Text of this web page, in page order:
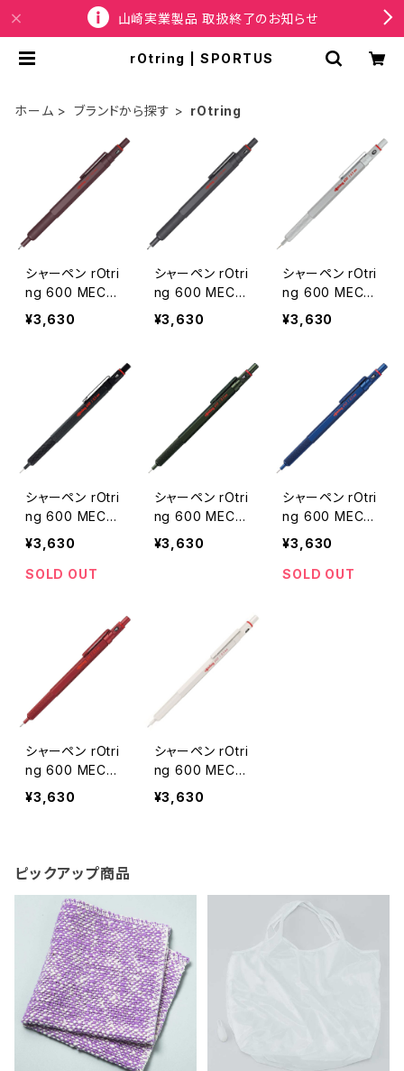
山崎実業製品 取扱終了のお知らせ
rOtring | SPORTUS
ホーム ブランドから探す rOtring
シャーペン rOtri
ng 600 MECH
ANICAL PENCI
L 0.5 ロットリン
カルペンシル 0.
5mm チョコトリ
¥3,630
シャーペン rOtri
ng 600 MECH
ANICAL PENCI
L 0.5 ロットリン
カルペンシル 0.
5mm ダークスト
¥3,630
シャーペン rOtri
ng 600 MECH
ANICAL PENCI
L 0.5 ロットリン
カルペンシル 0.
5mm シルバー
¥3,630
シャーペン rOtri
ng 600 MECH
ANICAL PENCI
L 0.5 ロットリン
グ 600 メカニ
¥3,630
SOLD OUT
シャーペン rOtri
ng 600 MECH
ANICAL PENCI
L 0.5 ロットリン
¥3,630
シャーペン rOtri
ng 600 MECH
ANICAL PENCI
L 0.5 ロットリン
グ 600 メカニ
¥3,630
SOLD OUT
シャーペン rOtri
ng 600 MECH
ANICAL PENCI
L 0.5 ロットリン
5mm マダーレッ
ド
¥3,630
シャーペン rOtri
ng 600 MECH
ANICAL PENCI
L 0.5 ロットリン
¥3,630
ピックアップ商品